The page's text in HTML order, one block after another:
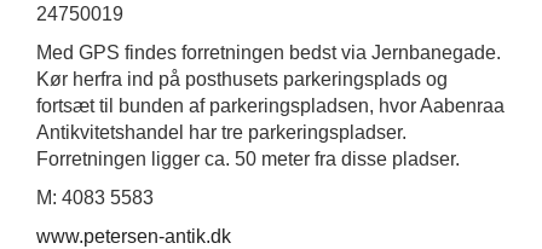
24750019
Med GPS findes forretningen bedst via Jernbanegade.
Kør herfra ind på posthusets parkeringsplads og
fortsæt til bunden af parkeringspladsen, hvor Aabenraa
Antikvitetshandel har tre parkeringspladser.
Forretningen ligger ca. 50 meter fra disse pladser.
M: 4083 5583
www.petersen-antik.dk